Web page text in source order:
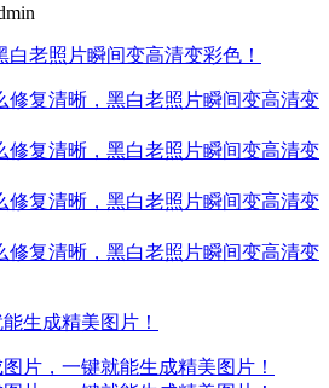
老照片瞬间变高清变彩色！
生成精美图片！